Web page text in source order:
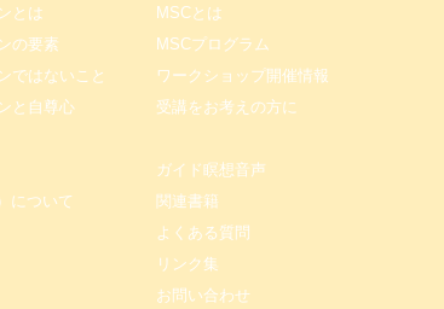
とは
の要素
ではないこと
と自尊心
について
MSCとは
MSCプログラム
ワークショップ開催情報
受講をお考えの方に
ガイド瞑想音声
関連書籍
よくある質問
リンク集
お問い合わせ